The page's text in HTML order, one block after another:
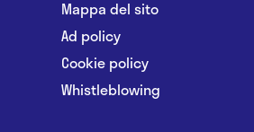
Mappa del sito
Ad policy
Cookie policy
Whistleblowing